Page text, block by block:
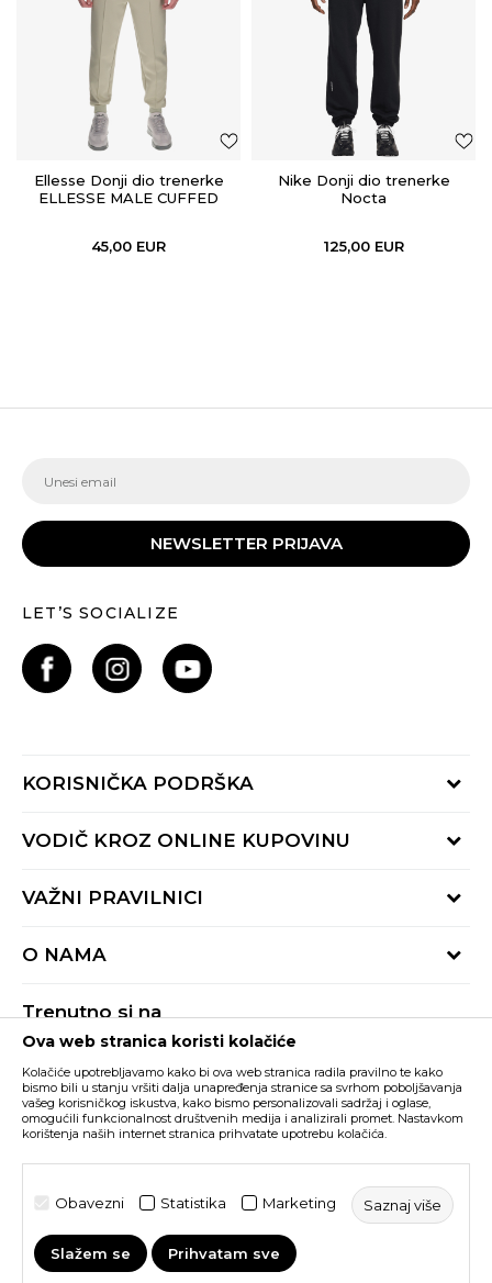
Ellesse Donji dio trenerke
ELLESSE MALE CUFFED
45,00 EUR
Nike Donji dio trenerke
Nocta
125,00 EUR
NEWSLETTER PRIJAVA
LET’S SOCIALIZE
KORISNIČKA PODRŠKA
Provjeri status porudžbine
Radno vrijeme 9-16h
VODIČ KROZ ONLINE KUPOVINU
Načini isporuke
Reklamacije
VAŽNI PRAVILNICI
Pravila Sport&Bonus programa
O NAMA
BUZZ Shopovi
Postani dio BUZZ tima
Trenutno si na
Buzz Crna Gora PROMIJENI
Nastojimo da budemo što precizniji u opisu proizvoda, prikazu slika i samih
cijena, ali ne možemo garantovati da su sve informacije kompletne i bez
grešaka. Svi artikli prikazani na sajtu su dio naše ponude i ne podrazumijeva da
su dostupni u svakom trenutku. Raspoloživost robe možete provjeriti pozivom
©2026www.buzzsneakers.me, IzradaNB SOFT. Sva prava
Ova web stranica koristi kolačiće
Kolačiće upotrebljavamo kako bi ova web stranica radila pravilno te kako
bismo bili u stanju vršiti dalja unapređenja stranice sa svrhom poboljšavanja
vašeg korisničkog iskustva, kako bismo personalizovali sadržaj i oglase,
omogućili funkcionalnost društvenih medija i analizirali promet. Nastavkom
korištenja naših internet stranica prihvatate upotrebu kolačića.
Obavezni Statistika Marketing Saznaj više
Slažem se Prihvatam sve